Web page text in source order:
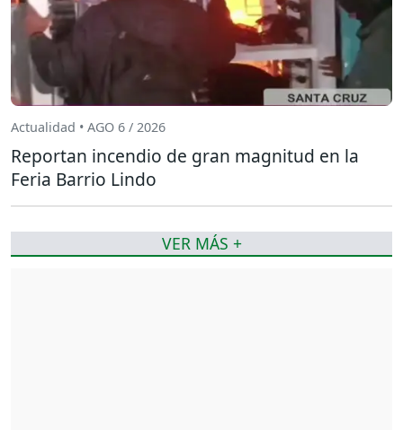
Actualidad • AGO 6 / 2026
Reportan incendio de gran magnitud en la
Feria Barrio Lindo
VER MÁS +